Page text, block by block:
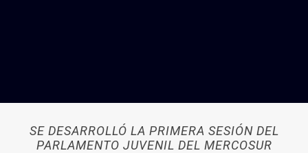
SE DESARROLLÓ LA PRIMERA SESIÓN DEL
PARLAMENTO JUVENIL DEL MERCOSUR